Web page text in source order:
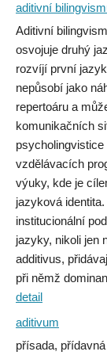
aditivní
Aditivní
osvojuje druhý
rozvíjí první
nepůsobí jako
repertoáru a
komunikačních
vzdělávacích
výuky, kde je
jazyková
institucionální
jazyky, nikoli jen
additivus,
při němž
detail
aditivum
přísada,